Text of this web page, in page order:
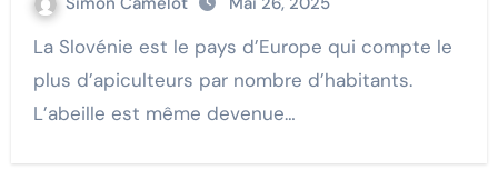
La Slovénie est le pays d’Europe qui compte le
plus d’apiculteurs par nombre d’habitants.
L’abeille est même devenue…